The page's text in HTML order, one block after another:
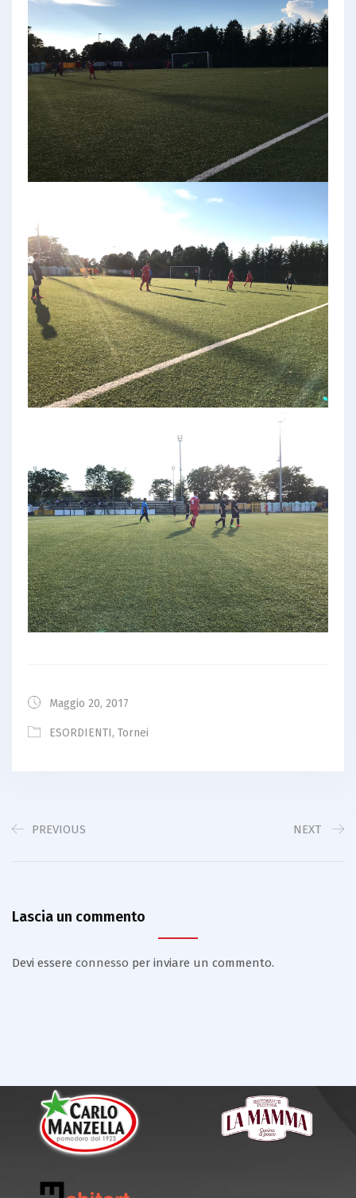
Maggio 20, 2017
ESORDIENTI, Tornei
PREVIOUS NEXT
Lascia un commento
Devi essere connesso per inviare un commento.